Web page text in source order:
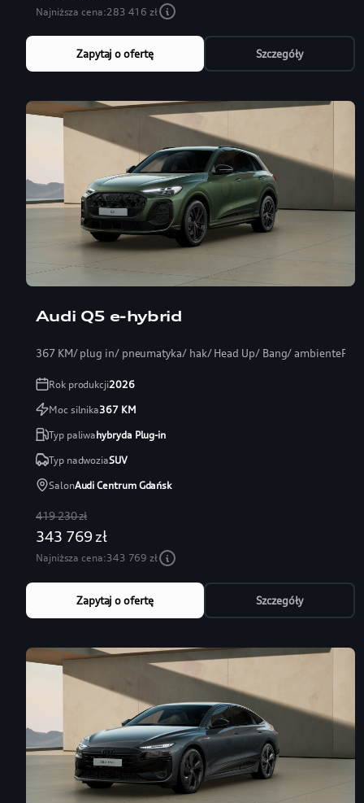
Najniższa cena:283 416 zł
Zapytaj o ofertę Szczegóły
Audi Q5 e-hybrid
367 KM/ plug in/ pneumatyka/ hak/ Head Up/ Bang/ ambientePRO
Rok produkcji2026
Moc silnika367KM
Typ paliwahybryda Plug-in
Typ nadwoziaSUV
SalonAudi Centrum Gdańsk
419 230 zł
343 769 zł
Najniższa cena:343 769 zł
Zapytaj o ofertę Szczegóły